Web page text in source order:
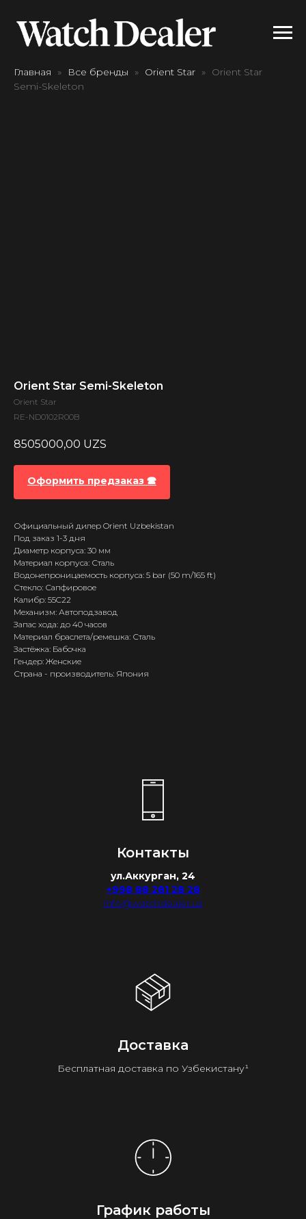
Главная Все бренды Orient Star
Orient Star
Semi-Skeleton
Orient Star Semi-Skeleton
Orient Star
RE-ND0102R00B
8505000,00 UZS
Оформить предзаказ 🕿
Официальный дилер Orient Uzbekistan
Под заказ 1-3 дня
Диаметр корпуса: 30 мм
Материал корпуса: Сталь
Водонепроницаемость корпуса: 5 bar (50 m/165 ft)
Стекло: Сапфировое
Калибр: 55C22
Механизм: Автоподзавод
Запас хода: до 40 часов
Материал браслета/ремешка: Сталь
Застёжка: Бабочка
Гендер: Женские
Страна - производитель: Япония
Контакты
ул.Аккурган, 24
+998 88 281 28 28
info@watchdealer.uz
Доставка
Бесплатная доставка по Узбекистану¹
График работы